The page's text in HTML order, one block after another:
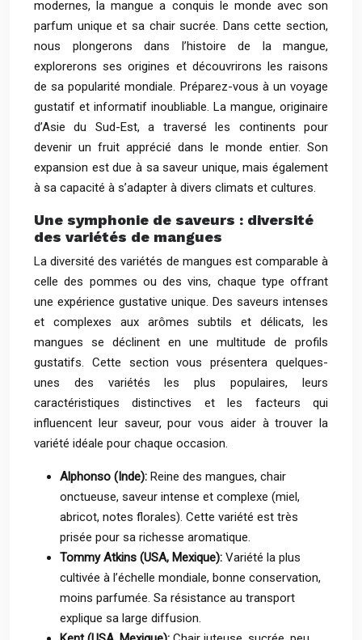
modernes, la mangue a conquis le monde avec son
parfum unique et sa chair sucrée. Dans cette section,
nous plongerons dans l’histoire de la mangue,
explorerons ses origines et découvrirons les raisons
de sa popularité mondiale. Préparez-vous à un voyage
gustatif et informatif inoubliable. La mangue, originaire
d’Asie du Sud-Est, a traversé les continents pour
devenir un fruit apprécié dans le monde entier. Son
expansion est due à sa saveur unique, mais également
à sa capacité à s’adapter à divers climats et cultures.
Une symphonie de saveurs : diversité
des variétés de mangues
La diversité des variétés de mangues est comparable à
celle des pommes ou des vins, chaque type offrant
une expérience gustative unique. Des saveurs intenses
et complexes aux arômes subtils et délicats, les
mangues se déclinent en une multitude de profils
gustatifs. Cette section vous présentera quelques-
unes des variétés les plus populaires, leurs
caractéristiques distinctives et les facteurs qui
influencent leur saveur, pour vous aider à trouver la
variété idéale pour chaque occasion.
Alphonso (Inde): Reine des mangues, chair
onctueuse, saveur intense et complexe (miel,
abricot, notes florales). Cette variété est très
prisée pour sa richesse aromatique.
Tommy Atkins (USA, Mexique): Variété la plus
cultivée à l’échelle mondiale, bonne conservation,
moins parfumée. Sa résistance au transport
explique sa large diffusion.